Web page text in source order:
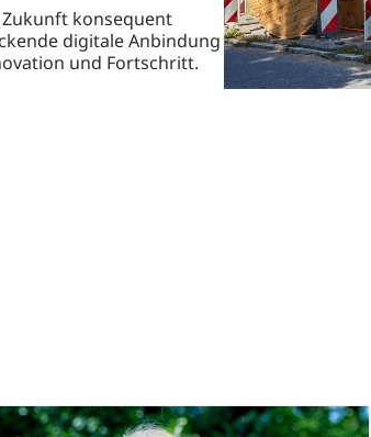
konsequent
digitale Anbindung
und Fortschritt.